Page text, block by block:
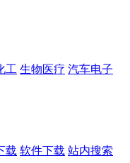
工 生物医疗 汽车电子
载 软件下载 站内搜索